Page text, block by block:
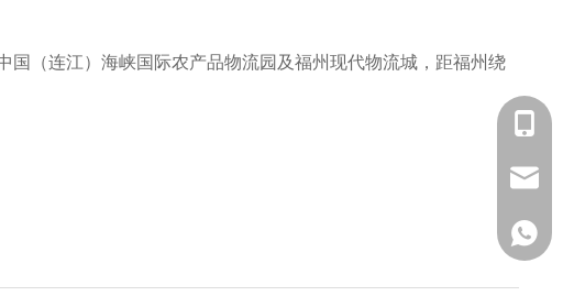
（连江）海峡国际农产品物流园及福州现代物流城，距福州绕
+86
+86